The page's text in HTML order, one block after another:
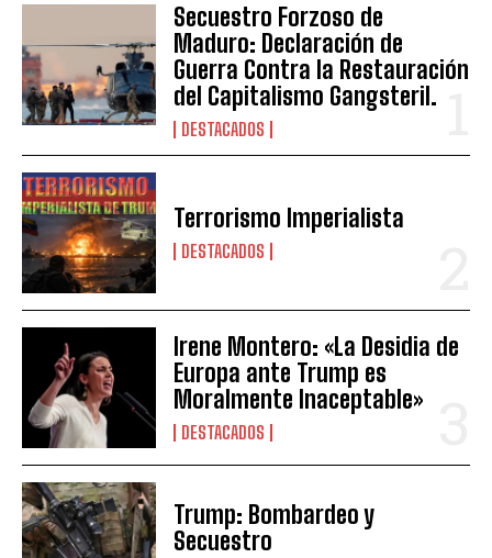
Secuestro Forzoso de
Maduro: Declaración de
Guerra Contra la Restauración
del Capitalismo Gangsteril.
DESTACADOS
Terrorismo Imperialista
DESTACADOS
Irene Montero: «La Desidia de
Europa ante Trump es
Moralmente Inaceptable»
DESTACADOS
Trump: Bombardeo y
Secuestro